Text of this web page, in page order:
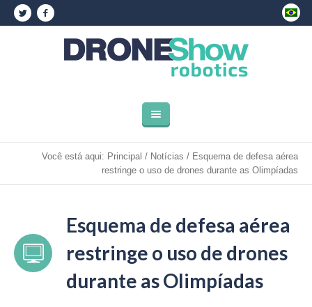
Você está aqui: Principal / Notícias / Esquema de defesa aérea
restringe o uso de drones durante as Olimpíadas
Esquema de defesa aérea
restringe o uso de drones
durante as Olimpíadas